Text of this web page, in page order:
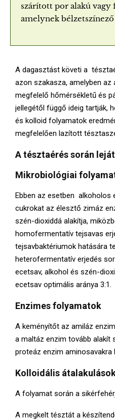
szárított por alakú vagy
amelynek bélzetszínező
A dagasztást követi a
azon szakasza, amelyben
megfelelő hőmérsékletű és
jellegétől függő ideig tartják,
és kolloid folyamatok
megfelelően lazított
A tésztaérés során
Mikrobiológiai
Ebben az esetben alkoholos
cukrokat az élesztő zimáz
szén-dioxiddá alakítja,
homofermentatív tejsavas
tejsavbaktériumok hatására
heterofermentatív erjedés
ecetsav, alkohol és szén-
ecetsav optimális aránya 3:1.
Enzimes folyamatok
A keményítőt az amiláz
a maltáz enzim tovább alakít
proteáz enzim aminosavakra
Kolloidális
A folyamat során a
A megkelt tésztát a